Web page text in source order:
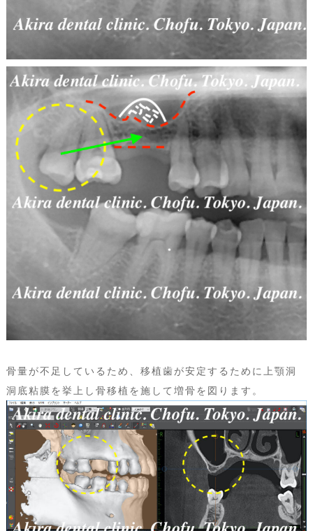
骨量が不足しているため、移植歯が安定するために上顎洞
洞底粘膜を挙上し骨移植を施して増骨を図ります。